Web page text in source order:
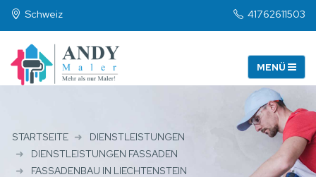
Schweiz 41762611503
STARTSEITE
DIENSTLEISTUNGEN
DIENSTLEISTUNGEN FASSADEN
FASSADENBAU IN LIECHTENSTEIN